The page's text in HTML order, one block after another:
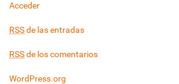
Acceder
RSSde las entradas
RSSde los comentarios
WordPress.org